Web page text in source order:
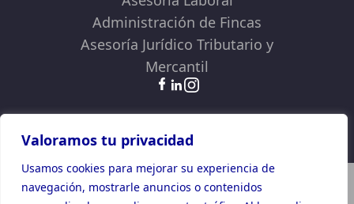
Valoramos tu privacidad
Usamos cookies para mejorar su experiencia de
navegación, mostrarle anuncios o contenidos
Administración de Fincas
Asesoría Jurídico Tributario y
Mercantil
Plan de Recuperación, Transformación y Resiliencia
Financiado por la Unión Europea -NextGenerationEU